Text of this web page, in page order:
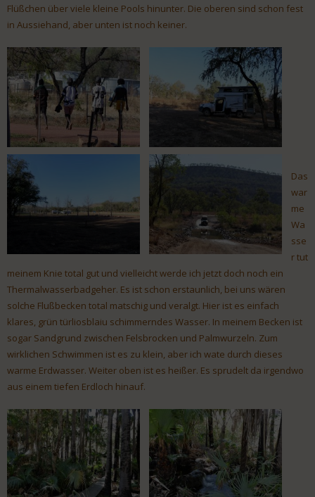
Flüßchen über viele kleine Pools hinunter. Die oberen sind schon fest
in Aussiehand, aber unten ist noch keiner.
Das
war
me
Wa
sse
r tut
meinem Knie total gut und vielleicht werde ich jetzt doch noch ein
Thermalwasserbadgeher. Es ist schon erstaunlich, bei uns wären
solche Flußbecken total matschig und veralgt. Hier ist es einfach
klares, grün türliosblaiu schimmerndes Wasser. In meinem Becken ist
sogar Sandgrund zwischen Felsbrocken und Palmwurzeln. Zum
wirklichen Schwimmen ist es zu klein, aber ich wate durch dieses
warme Erdwasser. Weiter oben ist es heißer. Es sprudelt da irgendwo
aus einem tiefen Erdloch hinauf.